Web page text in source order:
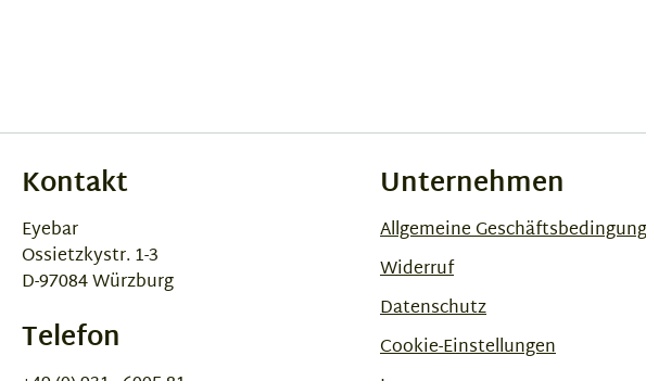
Kontakt
Eyebar
Ossietzkystr. 1-3
D-97084 Würzburg
Telefon
Unternehmen
Allgemeine
Widerruf
Datenschutz
Cookie-Einstellungen